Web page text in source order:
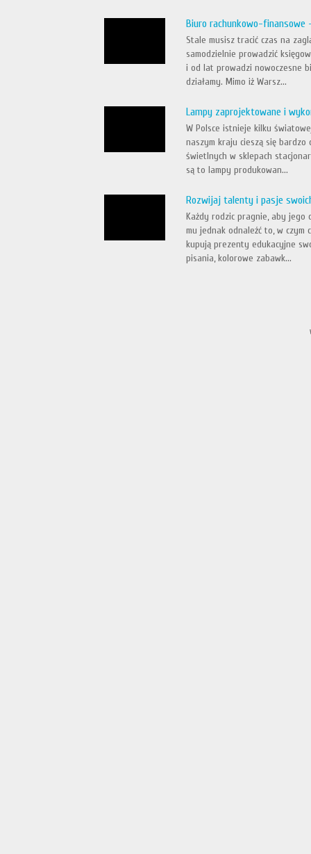
Biuro rachunkowo-finansowe
Stale musisz tracić czas na
samodzielnie prowadzić
i od lat prowadzi nowoczesne
działamy. Mimo iż Warsz...
Lampy zaprojektowane i
W Polsce istnieje kilku
naszym kraju cieszą się bardzo
świetlnych w sklepach
są to lampy produkowan...
Rozwijaj talenty i pasje
Każdy rodzic pragnie, aby jego
mu jednak odnaleźć to, w czym
kupują prezenty edukacyjne
pisania, kolorowe zabawk...